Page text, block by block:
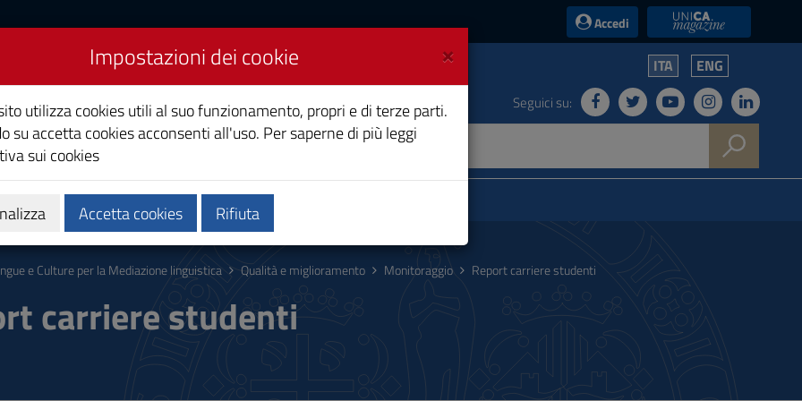
Accedi UniCA News
la Mediazione ITA ENG
Seguici su:
Calendari e orari Qualità e miglioramento
e Culture per la Mediazione linguistica Qualità e miglioramento Monitoraggio Report carriere studenti
carriere studenti
×
Impostazioni dei cookie
utilizza cookies utili al suo funzionamento, propri e di terze parti.
su accetta cookies acconsenti all'uso. Per saperne di più leggi
sui cookies
Accetta cookies Rifiuta